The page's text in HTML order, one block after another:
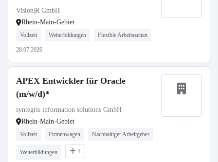
Vision|R GmbH
Rhein-Main-Gebiet
Vollzeit Weiterbildungen Flexible Arbeitszeiten
28.07.2026
APEX Entwickler für Oracle
(m/w/d)*
syntegris information solutions GmbH
Rhein-Main-Gebiet
Vollzeit Firmenwagen Nachhaltiger Arbeitgeber
Weiterbildungen 4